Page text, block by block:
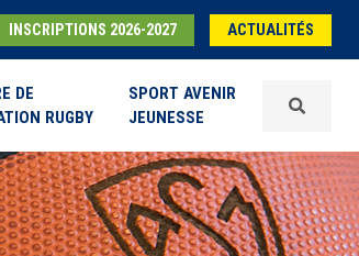
INSCRIPTIONS 2026-2027 ACTUALITÉS
DE
RUGBY
SPORT AVENIR
JEUNESSE